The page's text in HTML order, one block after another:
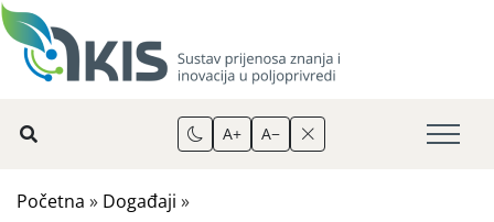
A+ A−
Početna » Događaji »